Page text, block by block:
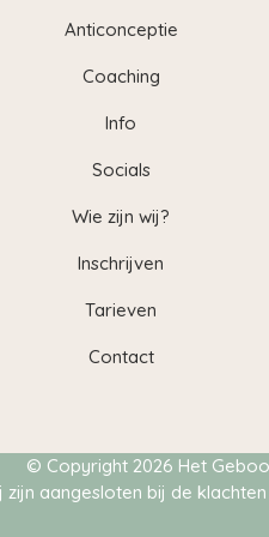
Anticonceptie
Coaching
Info
Socials
Wie zijn wij?
Inschrijven
Tarieven
Contact
© Copyright 2026 Het
zijn aangesloten bij de